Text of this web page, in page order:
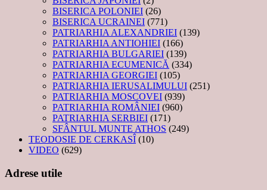
BISERICA POLONIEI (26)
BISERICA UCRAINEI (771)
PATRIARHIA ALEXANDRIEI (139)
PATRIARHIA ANTIOHIEI (166)
PATRIARHIA BULGARIEI (139)
PATRIARHIA ECUMENICĂ (334)
PATRIARHIA GEORGIEI (105)
PATRIARHIA IERUSALIMULUI (251)
PATRIARHIA MOSCOVEI (939)
PATRIARHIA ROMÂNIEI (960)
PATRIARHIA SERBIEI (171)
SFÂNTUL MUNTE ATHOS (249)
TEODOSIE DE CERKASÎ (10)
VIDEO (629)
Adrese utile